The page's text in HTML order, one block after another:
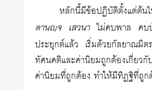
หลักนี้มีข้อปฏิบัติตั้งแต่ต้น
ตานญฺจ เสวนาไม่คบพาล คบบั
ประยุกต์แล้ว เริ่มด้วยกัลยาณมิ
ทัศนคติและค่านิยมถูกต้องเกี่ยว
ค่านิยมที่ถูกต้อง ทำให้มีทิฏฐิที่ถูก